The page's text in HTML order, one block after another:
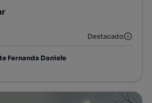
Destacado
Fernanda Daniele